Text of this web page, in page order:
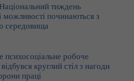
тиждень
можливості починаються з
середовища
психосоціальне робоче
круглий стіл з нагоди
праці